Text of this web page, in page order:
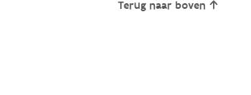
Terug naar boven